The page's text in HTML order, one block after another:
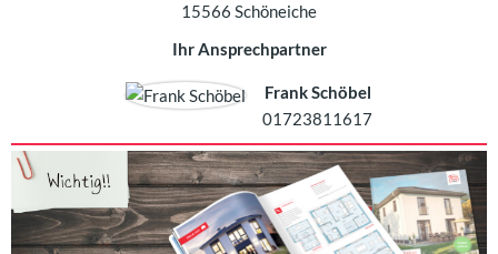
15566 Schöneiche
Ihr Ansprechpartner
Frank Schöbel
01723811617